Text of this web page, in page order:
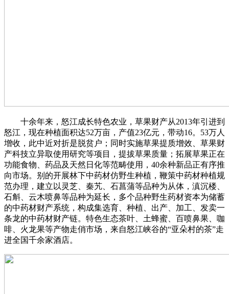
十余年来，怒江成长特色农业，草果财产从2013年引进到
怒江，现在种植面积达52万亩，产值23亿元，带动16。53万人
增收，此中近对折是脱贫户；同时实施草果提质增效、草果财
产科技立异取使用研究等项目，提拔草果质量；拓展草果正在
功能食物、药品及天然日化等范畴使用，40余种新品正有序推
向市场。别的开展林下中药材仿野生种植，鞭策中药材种植规
范办理，建立以灵芝、秦艽、石菖蒲等品种为从体，滇沉楼、
石斛、云木喷鼻等品种为延长，多个品种野生药材资本为储蓄
的中药材财产系统，构成集选育、种植、出产、加工、发卖一
条龙的中药材财产链。特色生态茶叶、土蜂蜜、百喷鼻果、咖
啡、火龙果等产物走俏市场，来自怒江峡谷的“亚朵村的茶”走
进全国千余家酒店。